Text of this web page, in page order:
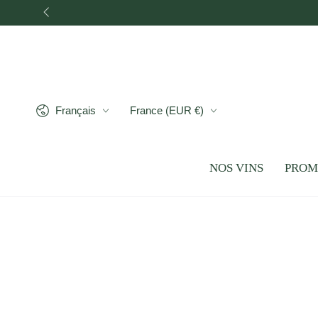
IGNORER LE
CONTENU
LangueFrançais Pays/région
France (EUR €)
NOS VINS